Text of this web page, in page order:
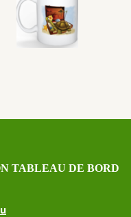
TABLEAU DE BORD